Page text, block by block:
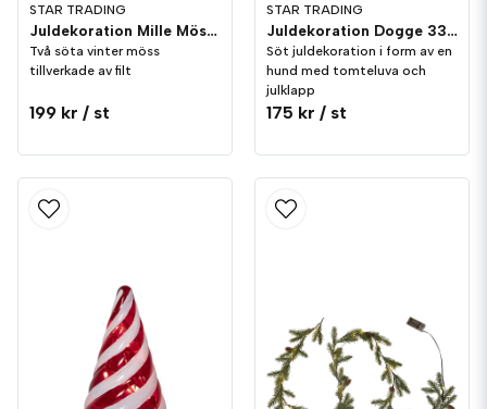
STAR TRADING
Juldekoration Mille Möss 2-pack
Två söta vinter möss
tillverkade av filt
199 kr / st
STAR TRADING
Juldekoration Dogge 33cm
Söt juldekoration i form av en
hund med tomteluva och
julklapp
175 kr / st